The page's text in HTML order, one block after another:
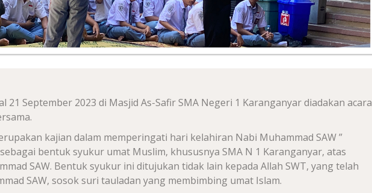
21 September 2023 di Masjid As-Safir SMA Negeri 1 Karanganyar diadakan acara
kajian dalam memperingati hari kelahiran Nabi Muhammad SAW ”
bentuk syukur umat Muslim, khususnya SMA N 1 Karanganyar, atas
SAW. Bentuk syukur ini ditujukan tidak lain kepada Allah SWT, yang telah
SAW, sosok suri tauladan yang membimbing umat Islam.